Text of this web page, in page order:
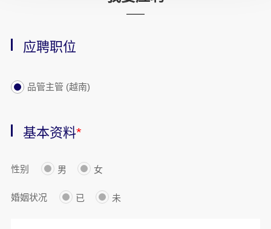
应聘职位
品管主管 (越南)
基本资料*
性别 男 女
婚姻状况 已 未